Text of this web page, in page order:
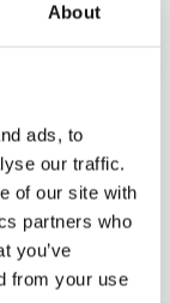
About
ads, to
our traffic.
of our site with
partners who
you’ve
from your use